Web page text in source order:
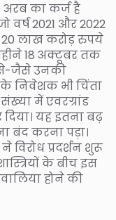
अरब का कर्ज है
वर्ष 2021 और 2022
लाख करोड़ रुपये
18 अक्टूबर तक
जैसे उनकी
निवेशक भी चिंता
में एवरग्रांड
यह इतना बढ़
बंद करना पड़ा।
विरोध प्रदर्शन शुरू
के बीच इस
होने की